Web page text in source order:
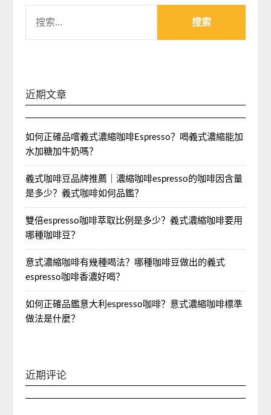
索：
近期文章
如何正確品嚐義式濃縮咖啡Espresso？喝義式濃縮能加
水加糖加牛奶嗎？
義式咖啡豆品牌推薦｜濃縮咖啡espresso的咖啡因含量
是多少？義式咖啡如何品鑑？
雙倍espresso咖啡萃取比例是多少？義式濃縮咖啡要用
哪種咖啡豆？
意式濃縮咖啡有幾種喝法？哪種咖啡豆做出的義式
espresso咖啡香濃好喝？
如何正確品鑑意大利espresso咖啡？意式濃縮咖啡標準
做法是什麼？
近期评论